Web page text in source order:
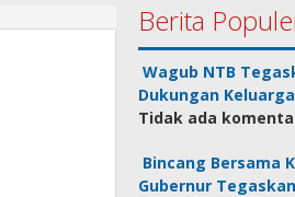
Berita
Wagub NTB
Dukungan
Tidak ada
Bincang Bersama
Gubernur